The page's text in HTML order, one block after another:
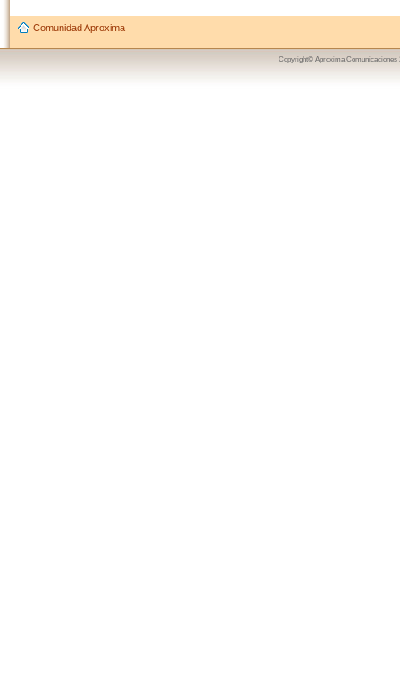
Comunidad Aproxima
Copyright© Aproxima Comunicaciones